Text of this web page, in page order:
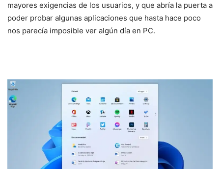
mayores exigencias de los usuarios, y que abría la puerta a
poder probar algunas aplicaciones que hasta hace poco
nos parecía imposible ver algún día en PC.